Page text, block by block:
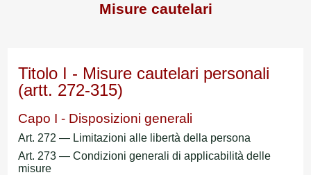
Misure cautelari
Titolo I - Misure cautelari personali
(artt. 272-315)
Capo I - Disposizioni generali
Art. 272 — Limitazioni alle libertà della persona
Art. 273 — Condizioni generali di applicabilità delle
misure